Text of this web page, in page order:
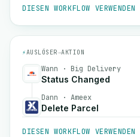
DIESEN WORKFLOW VERWENDEN
⚡AUSLÖSER→AKTION
Wann · Big Delivery
Status Changed
Dann · Ameex
Delete Parcel
DIESEN WORKFLOW VERWENDEN